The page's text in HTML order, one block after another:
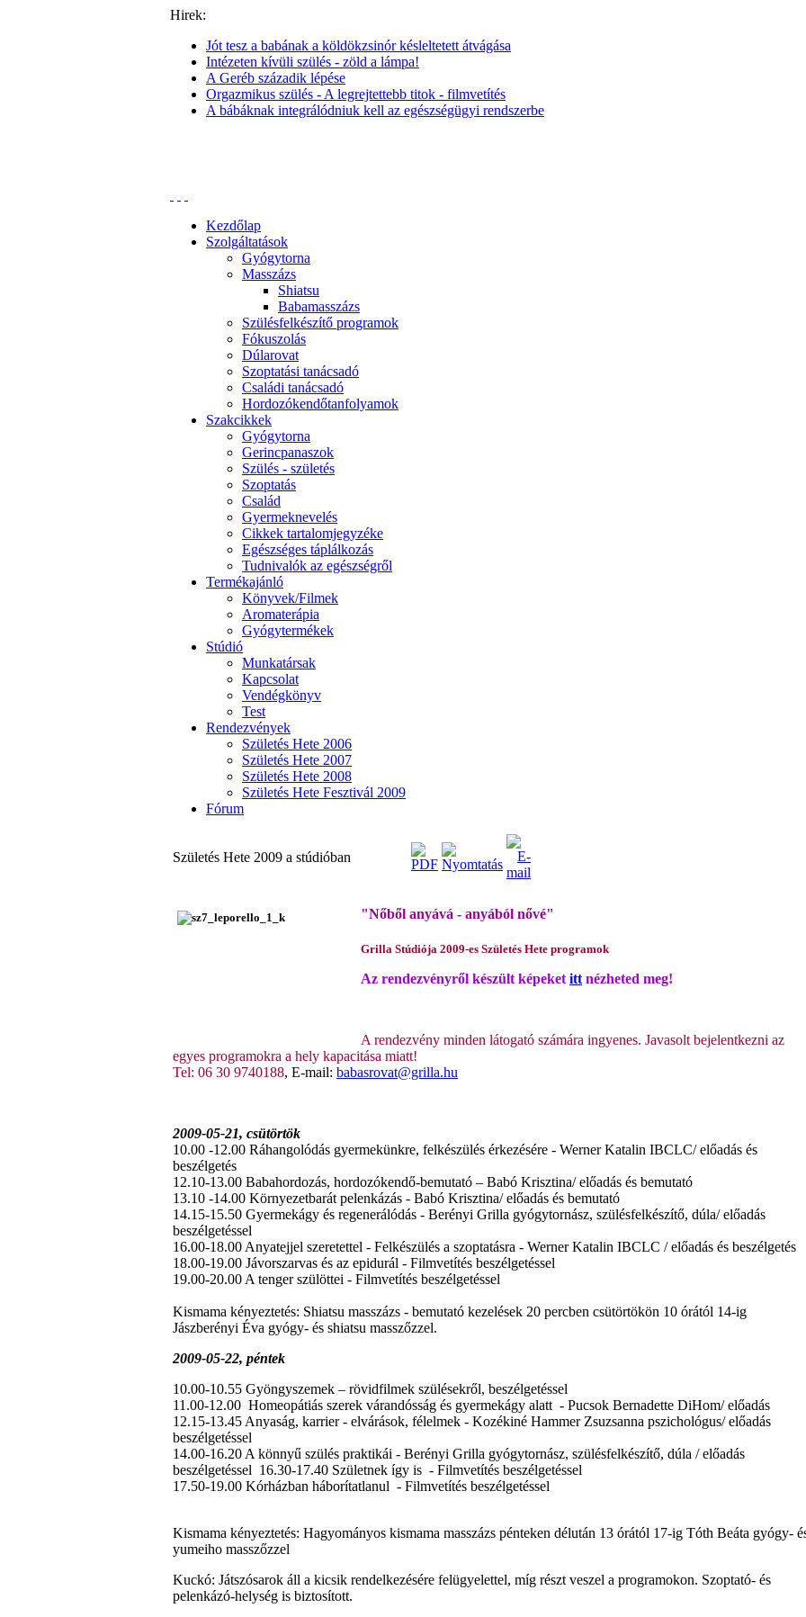
Hirek:
Jót tesz a babának a köldökzsinór késleltetett átvágása
Intézeten kívüli szülés - zöld a lámpa!
A Geréb századik lépése
Orgazmikus szülés - A legrejtettebb titok - filmvetítés
A bábáknak integrálódniuk kell az egészségügyi rendszerbe
Kezdőlap
Szolgáltatások
Gyógytorna
Masszázs
Shiatsu
Babamasszázs
Szülésfelkészítő programok
Fókuszolás
Dúlarovat
Szoptatási tanácsadó
Családi tanácsadó
Hordozókendőtanfolyamok
Szakcikkek
Gyógytorna
Gerincpanaszok
Szülés - születés
Szoptatás
Család
Gyermeknevelés
Cikkek tartalomjegyzéke
Egészséges táplálkozás
Tudnivalók az egészségről
Termékajánló
Könyvek/Filmek
Aromaterápia
Gyógytermékek
Stúdió
Munkatársak
Kapcsolat
Vendégkönyv
Test
Rendezvények
Születés Hete 2006
Születés Hete 2007
Születés Hete 2008
Születés Hete Fesztivál 2009
Fórum
Születés Hete 2009 a stúdióban
"Nőből anyává - anyából nővé"
Grilla Stúdiója 2009-es Születés Hete programok
Az rendezvényről készült képeket itt nézheted meg!
A rendezvény minden látogató számára ingyenes. Javasolt bejelentkezni az
egyes programokra a hely kapacitása miatt!
Tel: 06 30 9740188, E-mail: babasrovat@grilla.hu
2009-05-21, csütörtök
10.00 -12.00 Ráhangolódás gyermekünkre, felkészülés érkezésére - Werner Katalin IBCLC/ előadás és
beszélgetés
12.10-13.00 Babahordozás, hordozókendő-bemutató – Babó Krisztina/ előadás és bemutató
13.10 -14.00 Környezetbarát pelenkázás - Babó Krisztina/ előadás és bemutató
14.15-15.50 Gyermekágy és regenerálódás - Berényi Grilla gyógytornász, szülésfelkészítő, dúla/ előadás
beszélgetéssel
16.00-18.00 Anyatejjel szeretettel - Felkészülés a szoptatásra - Werner Katalin IBCLC / előadás és beszélgetés
18.00-19.00 Jávorszarvas és az epidurál - Filmvetítés beszélgetéssel
19.00-20.00 A tenger szülöttei - Filmvetítés beszélgetéssel
Kismama kényeztetés: Shiatsu masszázs - bemutató kezelések 20 percben csütörtökön 10 órától 14-ig
Jászberényi Éva gyógy- és shiatsu masszőzzel.
2009-05-22, péntek
10.00-10.55 Gyöngyszemek – rövidfilmek szülésekről, beszélgetéssel
11.00-12.00 Homeopátiás szerek várandósság és gyermekágy alatt - Pucsok Bernadette DiHom/ előadás
12.15-13.45 Anyaság, karrier - elvárások, félelmek - Kozékiné Hammer Zsuzsanna pszichológus/ előadás
beszélgetéssel
14.00-16.20 A könnyű szülés praktikái - Berényi Grilla gyógytornász, szülésfelkészítő, dúla / előadás
beszélgetéssel 16.30-17.40 Születnek így is - Filmvetítés beszélgetéssel
17.50-19.00 Kórházban háborítatlanul - Filmvetítés beszélgetéssel
Kismama kényeztetés: Hagyományos kismama masszázs pénteken délután 13 órától 17-ig Tóth Beáta gyógy-
yumeiho masszőzzel
Kuckó: Játszósarok áll a kicsik rendelkezésére felügyelettel, míg részt veszel a programokon. Szoptató- és
pelenkázó-helység is biztosított.